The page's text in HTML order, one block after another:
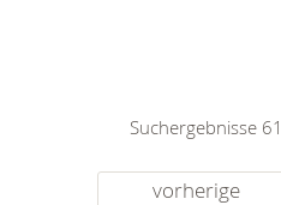
Suchergebnisse
vorherige